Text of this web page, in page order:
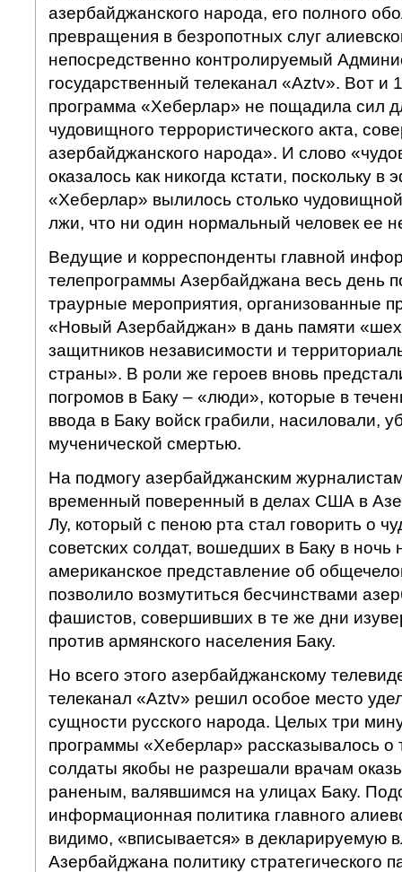
азербайджанского народа, его полного
превращения в безропотных слуг
непосредственно контролируемый
государственный телеканал «Aztv». Вот и
программа «Хеберлар» не пощадила сил
чудовищного террористического акта,
азербайджанского народа». И слово
оказалось как никогда кстати, поскольку
«Хеберлар» вылилось столько
лжи, что ни один нормальный человек ее
Ведущие и корреспонденты главной
телепрограммы Азербайджана весь день
траурные мероприятия, организованные
«Новый Азербайджан» в дань памяти
защитников независимости и
страны». В роли же героев вновь
погромов в Баку – «люди», которые в
ввода в Баку войск грабили, насиловали,
мученической смертью.
На подмогу азербайджанским
временный поверенный в делах США в
Лу, который с пеною рта стал говорить о
советских солдат, вошедших в Баку в ночь
американское представление об
позволило возмутиться бесчинствами
фашистов, совершивших в те же дни
против армянского населения Баку.
Но всего этого азербайджанскому
телеканал «Aztv» решил особое место
сущности русского народа. Целых три
программы «Хеберлар» рассказывалось о
солдаты якобы не разрешали врачам
раненым, валявшимся на улицах Баку.
информационная политика главного
видимо, «вписывается» в декларируемую
Азербайджана политику стратегического